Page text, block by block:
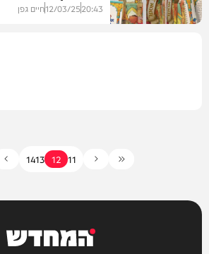
20:43
12/03/25חיים גפן
11
12
13
14
המחדש